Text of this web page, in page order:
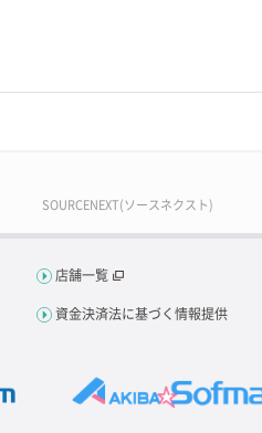
SOURCENEXT(ソースネクスト)
店舗一覧
資金決済法に基づく情報提供